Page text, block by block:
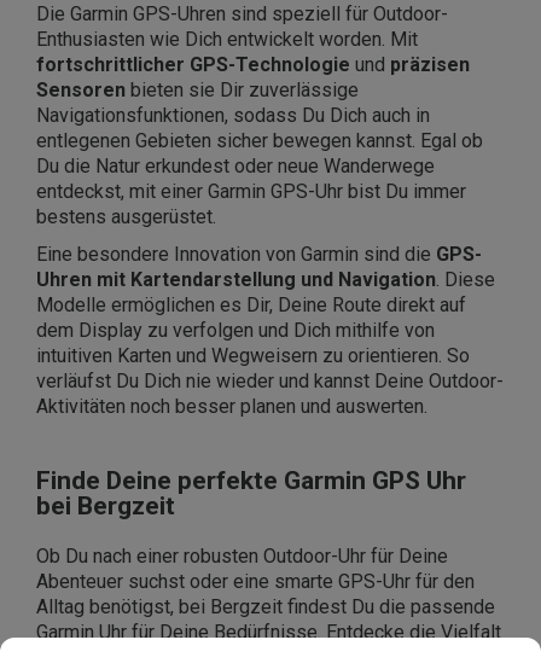
Die Garmin GPS-Uhren sind speziell für Outdoor-
Enthusiasten wie Dich entwickelt worden. Mit
fortschrittlicher GPS-Technologie und präzisen
Sensoren bieten sie Dir zuverlässige
Navigationsfunktionen, sodass Du Dich auch in
entlegenen Gebieten sicher bewegen kannst. Egal ob
Du die Natur erkundest oder neue Wanderwege
entdeckst, mit einer Garmin GPS-Uhr bist Du immer
bestens ausgerüstet.
Eine besondere Innovation von Garmin sind die GPS-
Uhren mit Kartendarstellung und Navigation. Diese
Modelle ermöglichen es Dir, Deine Route direkt auf
dem Display zu verfolgen und Dich mithilfe von
intuitiven Karten und Wegweisern zu orientieren. So
verläufst Du Dich nie wieder und kannst Deine Outdoor-
Aktivitäten noch besser planen und auswerten.
Finde Deine perfekte Garmin GPS Uhr
bei Bergzeit
Ob Du nach einer robusten Outdoor-Uhr für Deine
Abenteuer suchst oder eine smarte GPS-Uhr für den
Alltag benötigst, bei Bergzeit findest Du die passende
Garmin Uhr für Deine Bedürfnisse. Entdecke die Vielfalt